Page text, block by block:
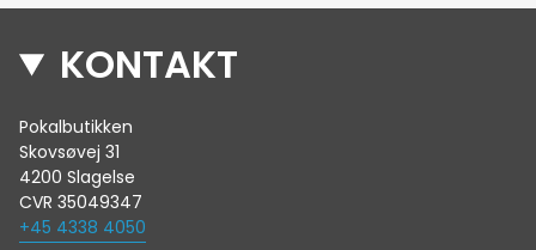
KONTAKT
Pokalbutikken
Skovsøvej 31
4200 Slagelse
CVR 35049347
+45 4338 4050